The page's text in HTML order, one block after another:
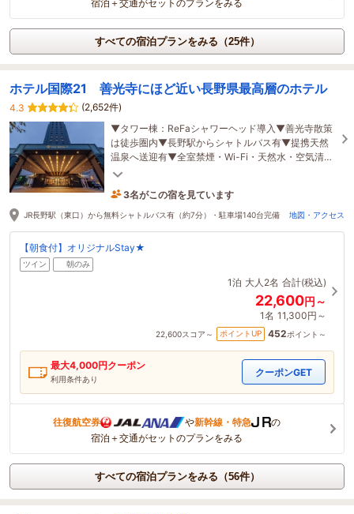
宿泊＋交通がセットのプランをみる
すべての宿泊プランをみる（25件）
ホテル国際21 善光寺にほど近い長野県最高層のホテル
4.3
(2,652件)
▼タワー棟：ReFaシャワーヘッド導入▼善光寺散策
は徒歩圏内▼長野駅からシャトルバス有▼提携天然
温泉へ送迎有▼全室禁煙・Wi-Fi・天然水・空気清浄
機完備▼駐車場完備▼眺望が良いタワー棟・機能性
3名がこの宿を見ています
JR長野駅（東口）から無料シャトルバス有（約7分）・駐車場140台完備 地図・アクセス
【朝食付】オリジナルStay★
ツイン 朝のみ
1泊 大人2名 合計(税込)
22,600円～
1名 11,300円～
22,600スコア～ ポイントUP 452ポイント～
最大4,000円クーポン
利用条件あり
クーポンGET
往復航空券 や新幹線・特急
の
宿泊＋交通がセットのプランをみる
すべての宿泊プランをみる（56件）